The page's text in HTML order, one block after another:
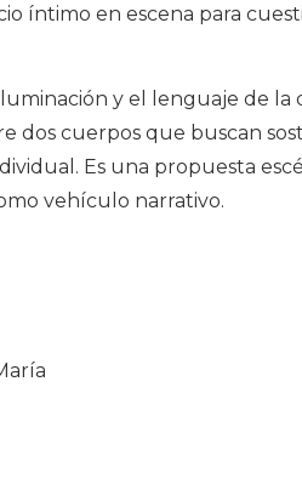
íntimo en escena para
y el lenguaje de la
dos cuerpos que buscan
Es una propuesta
vehículo narrativo.